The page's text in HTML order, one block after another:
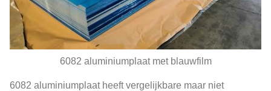
6082 aluminiumplaat met blauwfilm
6082 aluminiumplaat heeft vergelijkbare maar niet